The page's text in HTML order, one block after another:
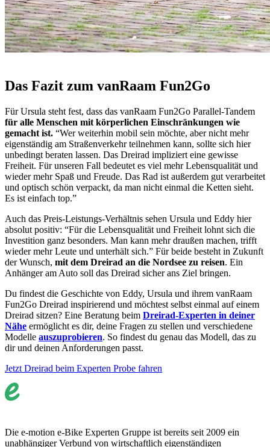
Das Fazit zum vanRaam Fun2Go
Für Ursula steht fest, dass das vanRaam Fun2Go Parallel-Tandem
für alle Menschen mit körperlichen Einschränkungen wie
gemacht ist. “Wer weiterhin mobil sein möchte, aber nicht mehr
eigenständig am Straßenverkehr teilnehmen kann, sollte sich hier
unbedingt beraten lassen. Das Dreirad impliziert eine gewisse
Freiheit. Für unseren Fall bedeutet es viel mehr Lebensqualität und
wieder mehr Spaß und Freude. Das Rad ist außerdem gut verarbeitet
und optisch schön verpackt, da man nicht einmal die Ketten sieht.
Es ist einfach top.”
Auch das Preis-Leistungs-Verhältnis sehen Ursula und Eddy hier
absolut positiv: “Für die Lebensqualität und Freiheit lohnt sich die
Investition ganz besonders. Man kann mehr draußen machen, trifft
wieder mehr Leute und unterhält sich.” Für beide besteht in Zukunft
der Wunsch, mit dem Dreirad an die Nordsee zu reisen. Ein
Anhänger am Auto soll das Dreirad sicher ans Ziel bringen.
Du findest die Geschichte von Eddy, Ursula und ihrem vanRaam
Fun2Go Dreirad inspirierend und möchtest selbst einmal auf einem
Dreirad sitzen? Eine Beratung beim Dreirad-Experten in deiner
Nähe ermöglicht es dir, deine Fragen zu stellen und verschiedene
Modelle auszuprobieren. So findest du genau das Modell, das zu
dir und deinen Anforderungen passt.
Jetzt Dreirad beim Experten Probe fahren
Die e-motion e-Bike Experten Gruppe ist bereits seit 2009 ein
unabhängiger Verbund von wirtschaftlich eigenständigen